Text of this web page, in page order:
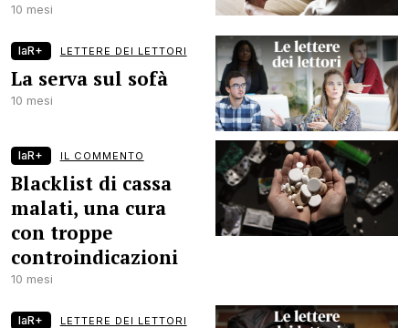
10 mesi
laR+ LETTERE DEI LETTORI
La serva sul sofà
10 mesi
laR+ IL COMMENTO
Blacklist di cassa
malati, una cura
con troppe
controindicazioni
10 mesi
laR+ LETTERE DEI LETTORI